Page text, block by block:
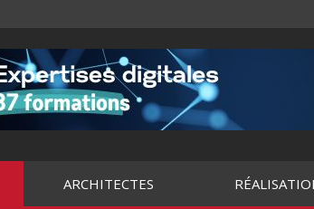
ARCHITECTES